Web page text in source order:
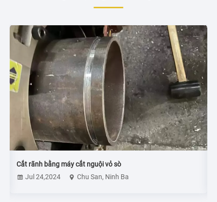
Cắt rãnh bằng máy cắt nguội vỏ sò
Jul 24,2024
Chu San, Ninh Ba